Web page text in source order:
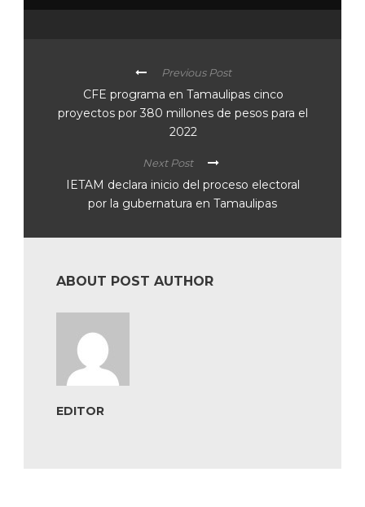
Previous Post
CFE programa en Tamaulipas cinco
proyectos por 380 millones de pesos para el
2022
Next Post
IETAM declara inicio del proceso electoral
por la gubernatura en Tamaulipas
ABOUT POST AUTHOR
EDITOR